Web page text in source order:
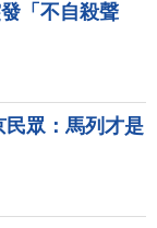
「不自殺聲
民眾：馬列才是